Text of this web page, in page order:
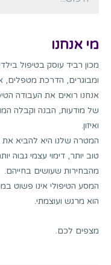
מי אנחנו
מכון רביד עוסק בטיפול
ומבוגרים, הדרכת מטפלים,
אנחנו רואים את העבודה
של מודעות, הבנה וקבלה
ואיזון.
המטרה שלנו היא להביא את
טוב יותר, דימוי עצמי גבוה
מהבחירות שעושים בחייהם.
המסע הטיפולי אינו פשוט
הוא מרגש ועוצמתי.
מצפים לכם.